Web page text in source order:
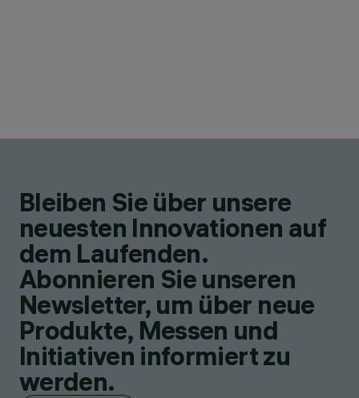
Bleiben Sie über unsere
neuesten Innovationen auf
dem Laufenden.
Abonnieren Sie unseren
Newsletter, um über neue
Produkte, Messen und
Initiativen informiert zu
werden.